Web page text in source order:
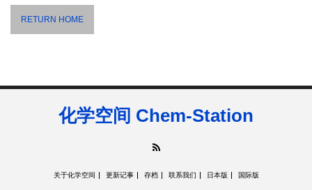
RETURN HOME
化学空间 Chem-Station
关于化学空间 更新记事 存档 联系我们 日本版 国际版